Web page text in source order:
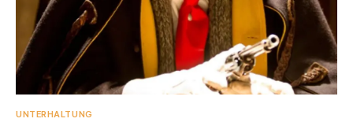
UNTERHALTUNG